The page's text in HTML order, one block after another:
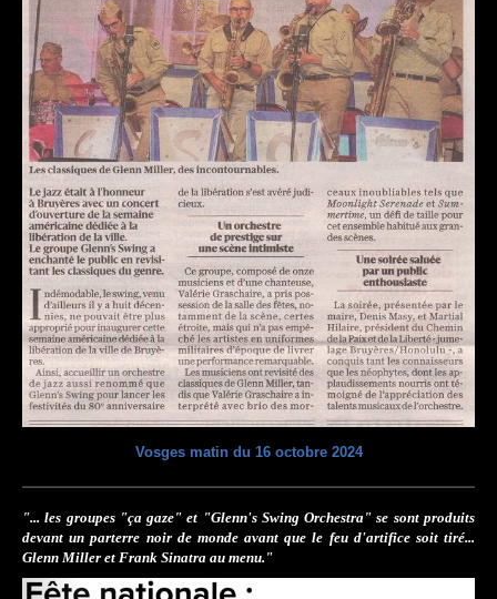
Vosges matin du 16 octobre 2024
"... les groupes "ça gaze" et "Glenn's Swing Orchestra" se sont produits
devant un parterre noir de monde avant que le feu d'artifice soit tiré...
Glenn Miller et Frank Sinatra au menu."